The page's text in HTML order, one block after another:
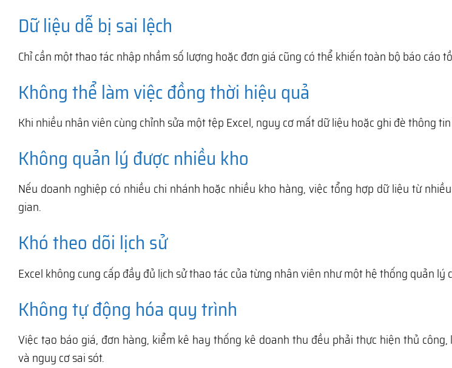
Dữ liệu dễ bị sai lệch
Chỉ cần một thao tác nhập nhầm số lượng hoặc đơn giá cũng có thể khiến toàn bộ báo cáo
Không thể làm việc đồng thời hiệu quả
Khi nhiều nhân viên cùng chỉnh sửa một tệp Excel, nguy cơ mất dữ liệu hoặc ghi đè thông
Không quản lý được nhiều kho
Nếu doanh nghiệp có nhiều chi nhánh hoặc nhiều kho hàng, việc tổng hợp dữ liệu từ
gian.
Khó theo dõi lịch sử
Excel không cung cấp đầy đủ lịch sử thao tác của từng nhân viên như một hệ thống quản lý
Không tự động hóa quy trình
Việc tạo báo giá, đơn hàng, kiểm kê hay thống kê doanh thu đều phải thực hiện thủ
và nguy cơ sai sót.